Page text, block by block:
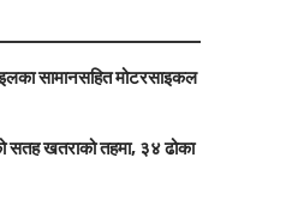
सामानसहित मोटरसाइकल
सतह खतराको तहमा, ३४ ढोका